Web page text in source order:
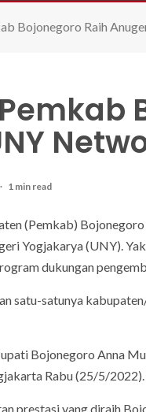
Bojonegoro Raih
1 min read
(Pemkab)
Yogjakarya (UNY).
dukungan
satu-satunya
Bojonegoro Anna
Rabu (25/5/2022).
prestasi yang diraih